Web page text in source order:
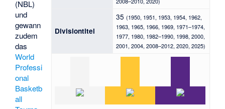
Divisiontitel
35(1950, 1951, 1953, 1954, 1962,
1963, 1965, 1966, 1969, 1971–1974,
1977, 1980, 1982–1990, 1998, 2000,
2001, 2004, 2008–2012, 2020, 2025)
(NBL)
und
gewann
zudem
das
World
Professi
onal
Basketb
all